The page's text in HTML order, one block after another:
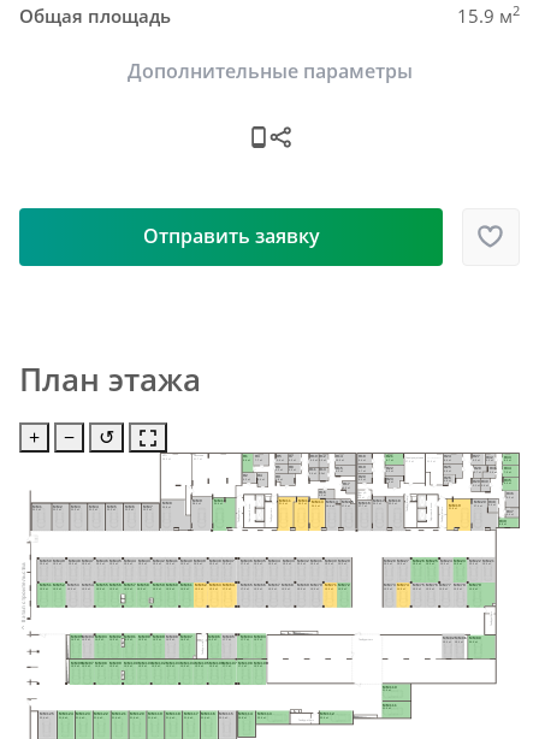
Общая площадь 15.9 м2
Дополнительные параметры
Отправить заявку
План этажа
+ − ↺
21.0 м²
Пом. уб.
6.1 м²
Электрощитовая
27.5 м²
Насосная
Тамбур-шлюз
Тамбур-шлюз
Тамбуршлюз
Тамбуршлюз
Тамбуршлюз
Тамбур-шлюз
Тамбуршлюз Лифтовый холл
Лифтовый холл
Тамбур-шлюз
Н1
Н2
Н3
7.7 м²
Н4
6.4 м²
Н5
5.4 м²
Н6
5.3 м²
Н7
5.2 м²
Н8
5.0 м²
Н9
9.8 м²
Н10
Н11
5.4 м²
Н12
5.3 м²
Н13
Н14
Н15
9.2 м²
Н16
6.3 м²
Н17
Н18
Н19
5.7 м²
Н20
6.0 м²
Н21
8.7 м²
Н22
8.5 м²
Н23
Н24
8.4 м²
Н25
9.8 м²
Н26
4.8 м²
Н27
Н28
5.7 м²
Н29 Н30
Н31
5.6 м²
Н32
5.2 м²
Н33
8.0 м²
Н34
7.9 м²
Н35
9.4 м²
Н36
9.5 м²
Н37
5.4 м²
Н38
5.6 м²
Н39
8.8 м²
MM1
22.3 м²
MM2
22.3 м²
MM3
22.3 м²
MM4
22.3 м²
MM5
22.3 м²
MM6
22.3 м²
MM7
22.3 м²
MM8
MM9
28.4 м²
MM10
30.6 м²
MM11 MM12
20.2 м² MM13
20.0 м²
MM14 MM15
17.9 м²
MM16
MM17
20.2 м²
MM18
22.5 м² MM19
31.8 м²
MM20
27.4 м²
MM21
15.5 м²
MM22
15.9 м²
MM23
15.9 м²
MM24
15.9 м²
MM25
15.9 м²
MM26
15.9 м²
MM27
15.9 м²
MM28
15.5 м²
MM29
15.5 м²
MM30
15.9 м²
MM31
15.9 м²
MM32
15.9 м²
MM33
15.9 м²
MM34
15.9 м²
MM35
15.9 м²
MM36
17.0 м²
MM37
17.0 м²
MM38
15.9 м²
MM39
15.9 м²
MM40
15.9 м²
MM41
15.9 м²
MM42
15.9 м²
MM43
15.9 м²
MM44
15.9 м²
MM45
15.9 м²
MM46
15.9 м²
MM47
15.9 м²
MM48
15.9 м²
MM49
15.9 м²
MM50
15.9 м²
MM51 MM52 MM53 MM54 MM55 MM56 MM57 MM58 MM59 MM60 MM61 MM62 MM63 MM64 MM65 MM66 MM67 MM68 MM69 MM70 MM71 MM72 MM73 MM74 MM75 MM76 MM77 MM78 MM79
MM80
29.5 м²
MM81
15.0 м²
MM82
15.0 м²
MM83
15.5 м²
MM84
MM85
MM86
15.5 м²
MM87
18.6 м²
MM88
15.9 м²
MM89
15.9 м²
MM90
15.9 м²
MM91
15.9 м²
MM92
15.9 м²
MM93
15.9 м²
MM94
15.9 м²
MM95
15.5 м²
MM96
15.9 м²
MM97
15.9 м²
MM98
15.9 м²
MM99
15.9 м²
MM100
15.9 м²
MM101
15.9 м²
MM102
15.9 м²
MM103
15.9 м²
MM104
15.9 м²
MM105
15.9 м²
MM106
15.9 м²
MM107 MM108 MM109
15.5 м²
MM110
21.0 м²
MM111
21.0 м²
MM112
22.9 м²
MM113
22.9 м²
MM114
19.8 м²
MM115
MM116
21.6 м²
MM117
21.6 м²
MM118
21.6 м²
MM119
21.6 м²
MM120
21.6 м²
MM121
21.6 м²
MM122
21.6 м²
MM123
21.6 м²
MM124
21.6 м²
MM125
23.4 м²
II этап строительства